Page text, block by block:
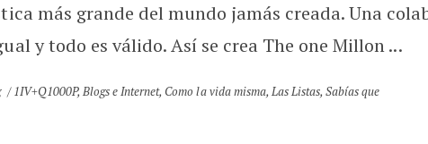
más grande del mundo jamás creada. Una
y todo es válido. Así se crea The one Millon ...
1IV+Q1000P,Blogs e Internet, Como la vida misma,Las Listas,Sabías que